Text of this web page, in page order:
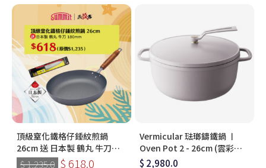
頂級窒化鐵格仔錘紋煎鍋
26cm 送 日本製 鶴丸 牛刀
180mm
$ 1,235.0 $ 618.0
Vermicular 琺瑯鑄鐵鍋 〡
Oven Pot 2 - 26cm (雲彩粉)
〡無水料理鍋〡OP2R26S-PK
$ 2,980.0